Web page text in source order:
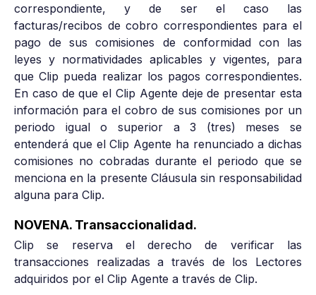
correspondiente, y de ser el caso las
facturas/recibos de cobro correspondientes para el
pago de sus comisiones de conformidad con las
leyes y normatividades aplicables y vigentes, para
que Clip pueda realizar los pagos correspondientes.
En caso de que el Clip Agente deje de presentar esta
información para el cobro de sus comisiones por un
periodo igual o superior a 3 (tres) meses se
entenderá que el Clip Agente ha renunciado a dichas
comisiones no cobradas durante el periodo que se
menciona en la presente Cláusula sin responsabilidad
alguna para Clip.
NOVENA. Transaccionalidad.
Clip se reserva el derecho de verificar las
transacciones realizadas a través de los Lectores
adquiridos por el Clip Agente a través de Clip.